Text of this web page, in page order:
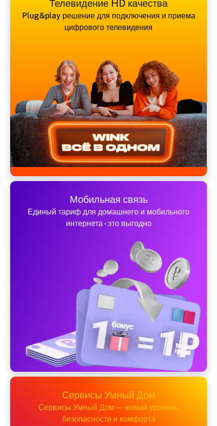
Телевидение HD качества
Plug&play решение для подключения и приема
цифрового телевидения
Мобильная связь
Единый тариф для домашнего и мобильного
интернета - это выгодно
Сервисы Умный Дом
Сервисы Умный Дом — новый уровень
безопасности и комфорта